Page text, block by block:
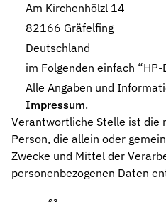
Gummiformteile
Präzise geformte
Dichtsätze
Komplettlösungen aus
Sonderdichtungen
Individuell entwickelte
Hydraulikdichtungen
Hochleistungsdichtungen für
Am Kirchenhölzl 14
82166 Gräfelfing
Deutschland
im Folgenden einfach
Alle Angaben und
Impressum.
Verantwortliche Stelle ist die
Person, die allein oder
Zwecke und Mittel der
personenbezogenen Daten